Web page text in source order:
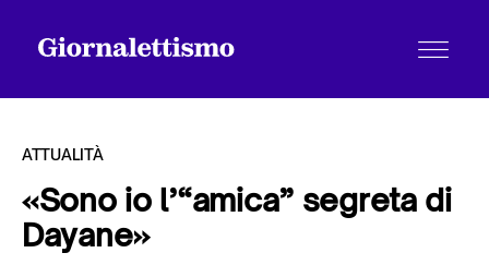
Tutti gli articoli
ATTUALITÀ
«Sono io l’“amica” segreta di
Dayane»